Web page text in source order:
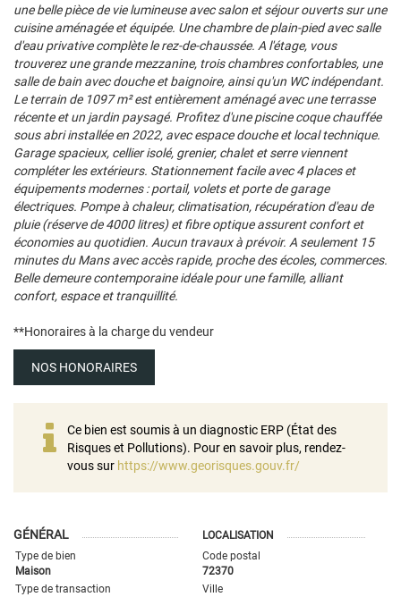
une belle pièce de vie lumineuse avec salon et séjour ouverts sur une
cuisine aménagée et équipée. Une chambre de plain-pied avec salle
d'eau privative complète le rez-de-chaussée. A l'étage, vous
trouverez une grande mezzanine, trois chambres confortables, une
salle de bain avec douche et baignoire, ainsi qu'un WC indépendant.
Le terrain de 1097 m² est entièrement aménagé avec une terrasse
récente et un jardin paysagé. Profitez d'une piscine coque chauffée
sous abri installée en 2022, avec espace douche et local technique.
Garage spacieux, cellier isolé, grenier, chalet et serre viennent
compléter les extérieurs. Stationnement facile avec 4 places et
équipements modernes : portail, volets et porte de garage
électriques. Pompe à chaleur, climatisation, récupération d'eau de
pluie (réserve de 4000 litres) et fibre optique assurent confort et
économies au quotidien. Aucun travaux à prévoir. A seulement 15
minutes du Mans avec accès rapide, proche des écoles, commerces.
Belle demeure contemporaine idéale pour une famille, alliant
confort, espace et tranquillité.
**Honoraires à la charge du vendeur
NOS HONORAIRES
Ce bien est soumis à un diagnostic ERP (État des
Risques et Pollutions). Pour en savoir plus, rendez-
vous sur https://www.georisques.gouv.fr/
GÉNÉRAL
Type de bien
Maison
Type de transaction
LOCALISATION
Code postal
72370
Ville